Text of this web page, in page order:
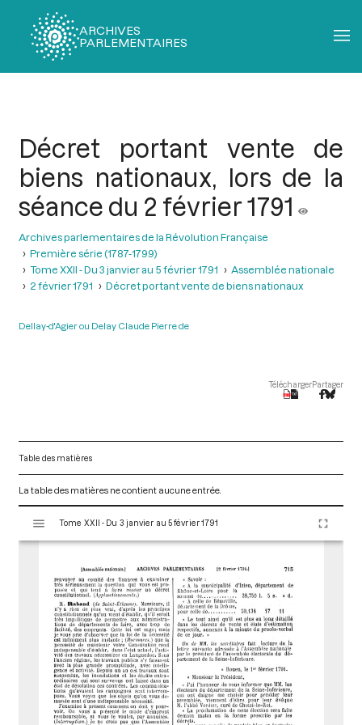
ARCHIVES
PARLEMENTAIRES
Décret portant vente de
biens nationaux, lors de la
séance du 2 février 1791
Archives parlementaires de la Révolution Française
Première série (1787-1799)
Tome XXII - Du 3 janvier au 5 février 1791
Assemblée nationale
2 février 1791
Décret portant vente de biens nationaux
Dellay-d'Agier ou Delay Claude Pierre de
TéléchargerPartager
Table des matières
La table des matières ne contient aucune entrée.
s
Tome XXII - Du 3 janvier au 5 février 1791